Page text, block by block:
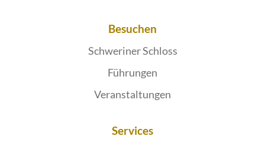
Besuchen
Schweriner Schloss
Führungen
Veranstaltungen
Services